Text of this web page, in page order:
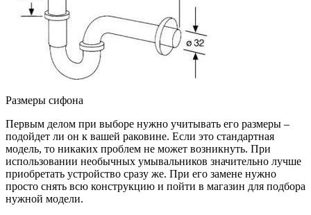
Размеры сифона
Первым делом при выборе нужно учитывать его размеры –
подойдет ли он к вашей раковине. Если это стандартная
модель, то никаких проблем не может возникнуть. При
использовании необычных умывальников значительно лучше
приобретать устройство сразу же. При его замене нужно
просто снять всю конструкцию и пойти в магазин для подбора
нужной модели.